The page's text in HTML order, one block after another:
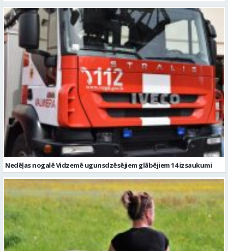
Nedēļas nogalē Vidzemē ugunsdzēsējiem glābējiem 14 izsaukumi